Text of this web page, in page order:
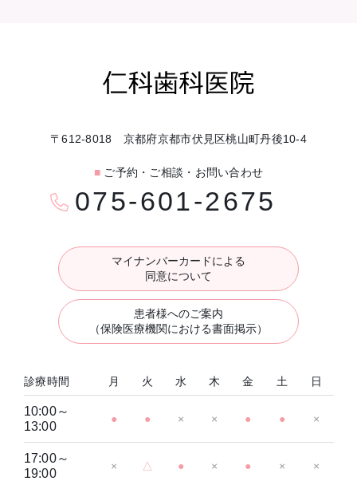
〒612-8018 京都府京都市伏見区桃山町丹後10-4
■ ご予約・ご相談・お問い合わせ
075-601-2675
マイナンバーカードによる
同意について
患者様へのご案内
（保険医療機関における書面掲示）
診療時間 月 火 水 木 金 土 日
10:00～
13:00
● ● × × ● ● ×
17:00～
19:00
× △ ● × ● × ×